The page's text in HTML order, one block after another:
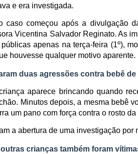
e era investigada.
caso começou após a divulgação
Vicentina Salvador Reginato. As
apenas na terça-feira (1º),
houvesse qualquer motivo aparente.
duas agressões contra bebê de
aparece brincando quando
Minutos depois, a mesma bebê
um pano com força contra o rosto da
a abertura de uma investigação por
crianças também foram